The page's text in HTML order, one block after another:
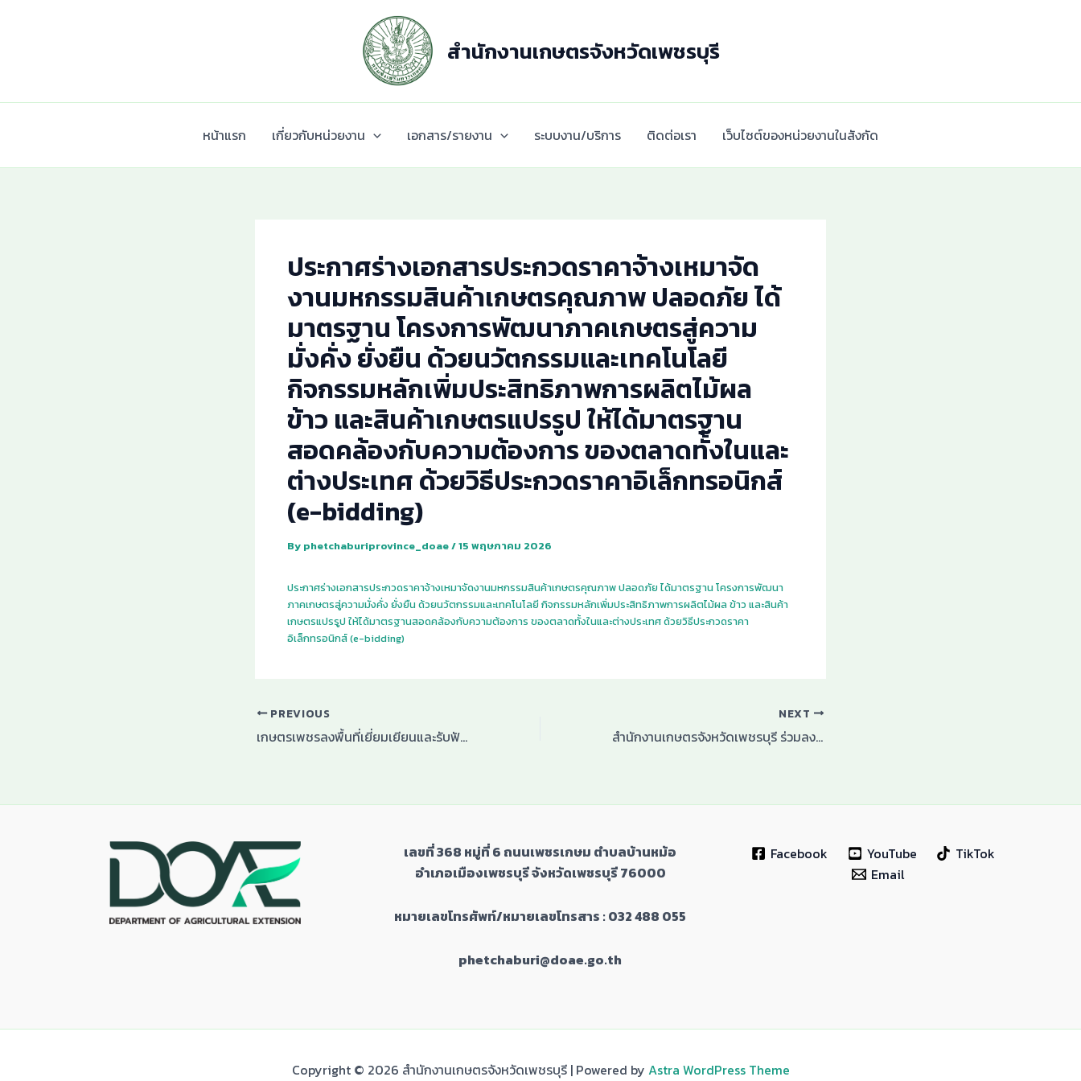
สำนักงานเกษตรจังหวัดเพชรบุรี
หน้าแรก เกี่ยวกับหน่วยงาน เอกสาร/รายงาน ระบบงาน/บริการ ติดต่อเรา เว็บไซต์ของหน่วยงานในสังกัด
ประกาศร่างเอกสารประกวดราคาจ้างเหมาจัด
งานมหกรรมสินค้าเกษตรคุณภาพ ปลอดภัย ได้
มาตรฐาน โครงการพัฒนาภาคเกษตรสู่ความ
มั่งคั่ง ยั่งยืน ด้วยนวัตกรรมและเทคโนโลยี
กิจกรรมหลักเพิ่มประสิทธิภาพการผลิตไม้ผล
ข้าว และสินค้าเกษตรแปรรูป ให้ได้มาตรฐาน
สอดคล้องกับความต้องการ ของตลาดทั้งในและ
ต่างประเทศ ด้วยวิธีประกวดราคาอิเล็กทรอนิกส์
(e-bidding)
By phetchaburiprovince_doae/15 พฤษภาคม 2026
ประกาศร่างเอกสารประกวดราคาจ้างเหมาจัดงานมหกรรมสินค้าเกษตรคุณภาพ ปลอดภัย ได้มาตรฐาน โครงการพัฒนา
ภาคเกษตรสู่ความมั่งคั่ง ยั่งยืน ด้วยนวัตกรรมและเทคโนโลยี กิจกรรมหลักเพิ่มประสิทธิภาพการผลิตไม้ผล ข้าว และสินค้า
เกษตรแปรรูป ให้ได้มาตรฐานสอดคล้องกับความต้องการ ของตลาดทั้งในและต่างประเทศ ด้วยวิธีประกวดราคา
อิเล็กทรอนิกส์ (e-bidding)
PREVIOUS
เกษตรเพชรลงพื้นที่เยี่ยมเยียนและรับฟังข้อมูลการดำเนินงานของกลุ่มศูนย์จัดการปุ๋ยชุมชน
NEXT
สำนักงานเกษตรจังหวัดเพชรบุรี ร่วมลงพื้นที่ในการถ่ายทำ “รายการเกษตรสุข”
เลขที่368 หมู่ที่6 ถนนเพชรเกษม ตำบลบ้านหม้อ
อำเภอเมืองเพชรบุรี จังหวัดเพชรบุรี76000
หมายเลขโทรศัพท์/หมายเลขโทรสาร : 032 488 055
phetchaburi@doae.go.th
Facebook YouTube
TikTok
Email
Copyright © 2026 สำนักงานเกษตรจังหวัดเพชรบุรี | Powered by Astra WordPress Theme